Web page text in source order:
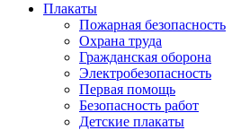
Плакаты
Пожарная безопасность
Охрана труда
Гражданская оборона
Электробезопасность
Первая помощь
Безопасность работ
Детские плакаты